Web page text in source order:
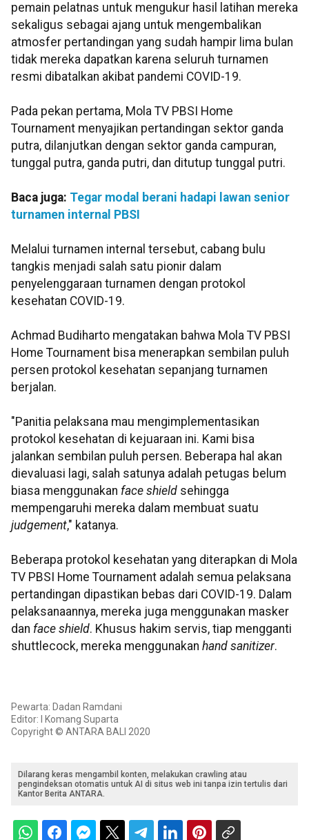
pemain pelatnas untuk mengukur hasil latihan mereka
sekaligus sebagai ajang untuk mengembalikan
atmosfer pertandingan yang sudah hampir lima bulan
tidak mereka dapatkan karena seluruh turnamen
resmi dibatalkan akibat pandemi COVID-19.
Pada pekan pertama, Mola TV PBSI Home
Tournament menyajikan pertandingan sektor ganda
putra, dilanjutkan dengan sektor ganda campuran,
tunggal putra, ganda putri, dan ditutup tunggal putri.
Baca juga: Tegar modal berani hadapi lawan senior
turnamen internal PBSI
Melalui turnamen internal tersebut, cabang bulu
tangkis menjadi salah satu pionir dalam
penyelenggaraan turnamen dengan protokol
kesehatan COVID-19.
Achmad Budiharto mengatakan bahwa Mola TV PBSI
Home Tournament bisa menerapkan sembilan puluh
persen protokol kesehatan sepanjang turnamen
berjalan.
"Panitia pelaksana mau mengimplementasikan
protokol kesehatan di kejuaraan ini. Kami bisa
jalankan sembilan puluh persen. Beberapa hal akan
dievaluasi lagi, salah satunya adalah petugas belum
biasa menggunakan face shield sehingga
mempengaruhi mereka dalam membuat suatu
judgement," katanya.
Beberapa protokol kesehatan yang diterapkan di Mola
TV PBSI Home Tournament adalah semua pelaksana
pertandingan dipastikan bebas dari COVID-19. Dalam
pelaksanaannya, mereka juga menggunakan masker
dan face shield. Khusus hakim servis, tiap mengganti
shuttlecock, mereka menggunakan hand sanitizer.
Pewarta: Dadan Ramdani
Editor: I Komang Suparta
Copyright © ANTARA BALI 2020
Dilarang keras mengambil konten, melakukan crawling atau
pengindeksan otomatis untuk AI di situs web ini tanpa izin tertulis dari
Kantor Berita ANTARA.